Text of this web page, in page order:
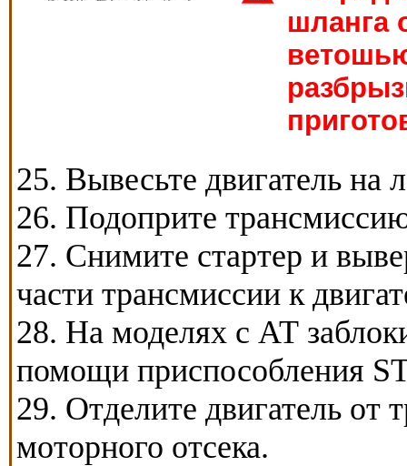
шланга
25. Вывесьте двигатель на
26. Подоприте
27. Снимите стартер и
части трансмиссии к
28. На моделях с АТ
помощи приспособления
29. Отделите двигатель от
моторного отсека.